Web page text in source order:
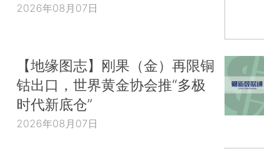
2026年08月07日
【地缘图志】刚果（金）再限铜
钴出口，世界黄金协会推“多极
时代新底仓”
2026年08月07日